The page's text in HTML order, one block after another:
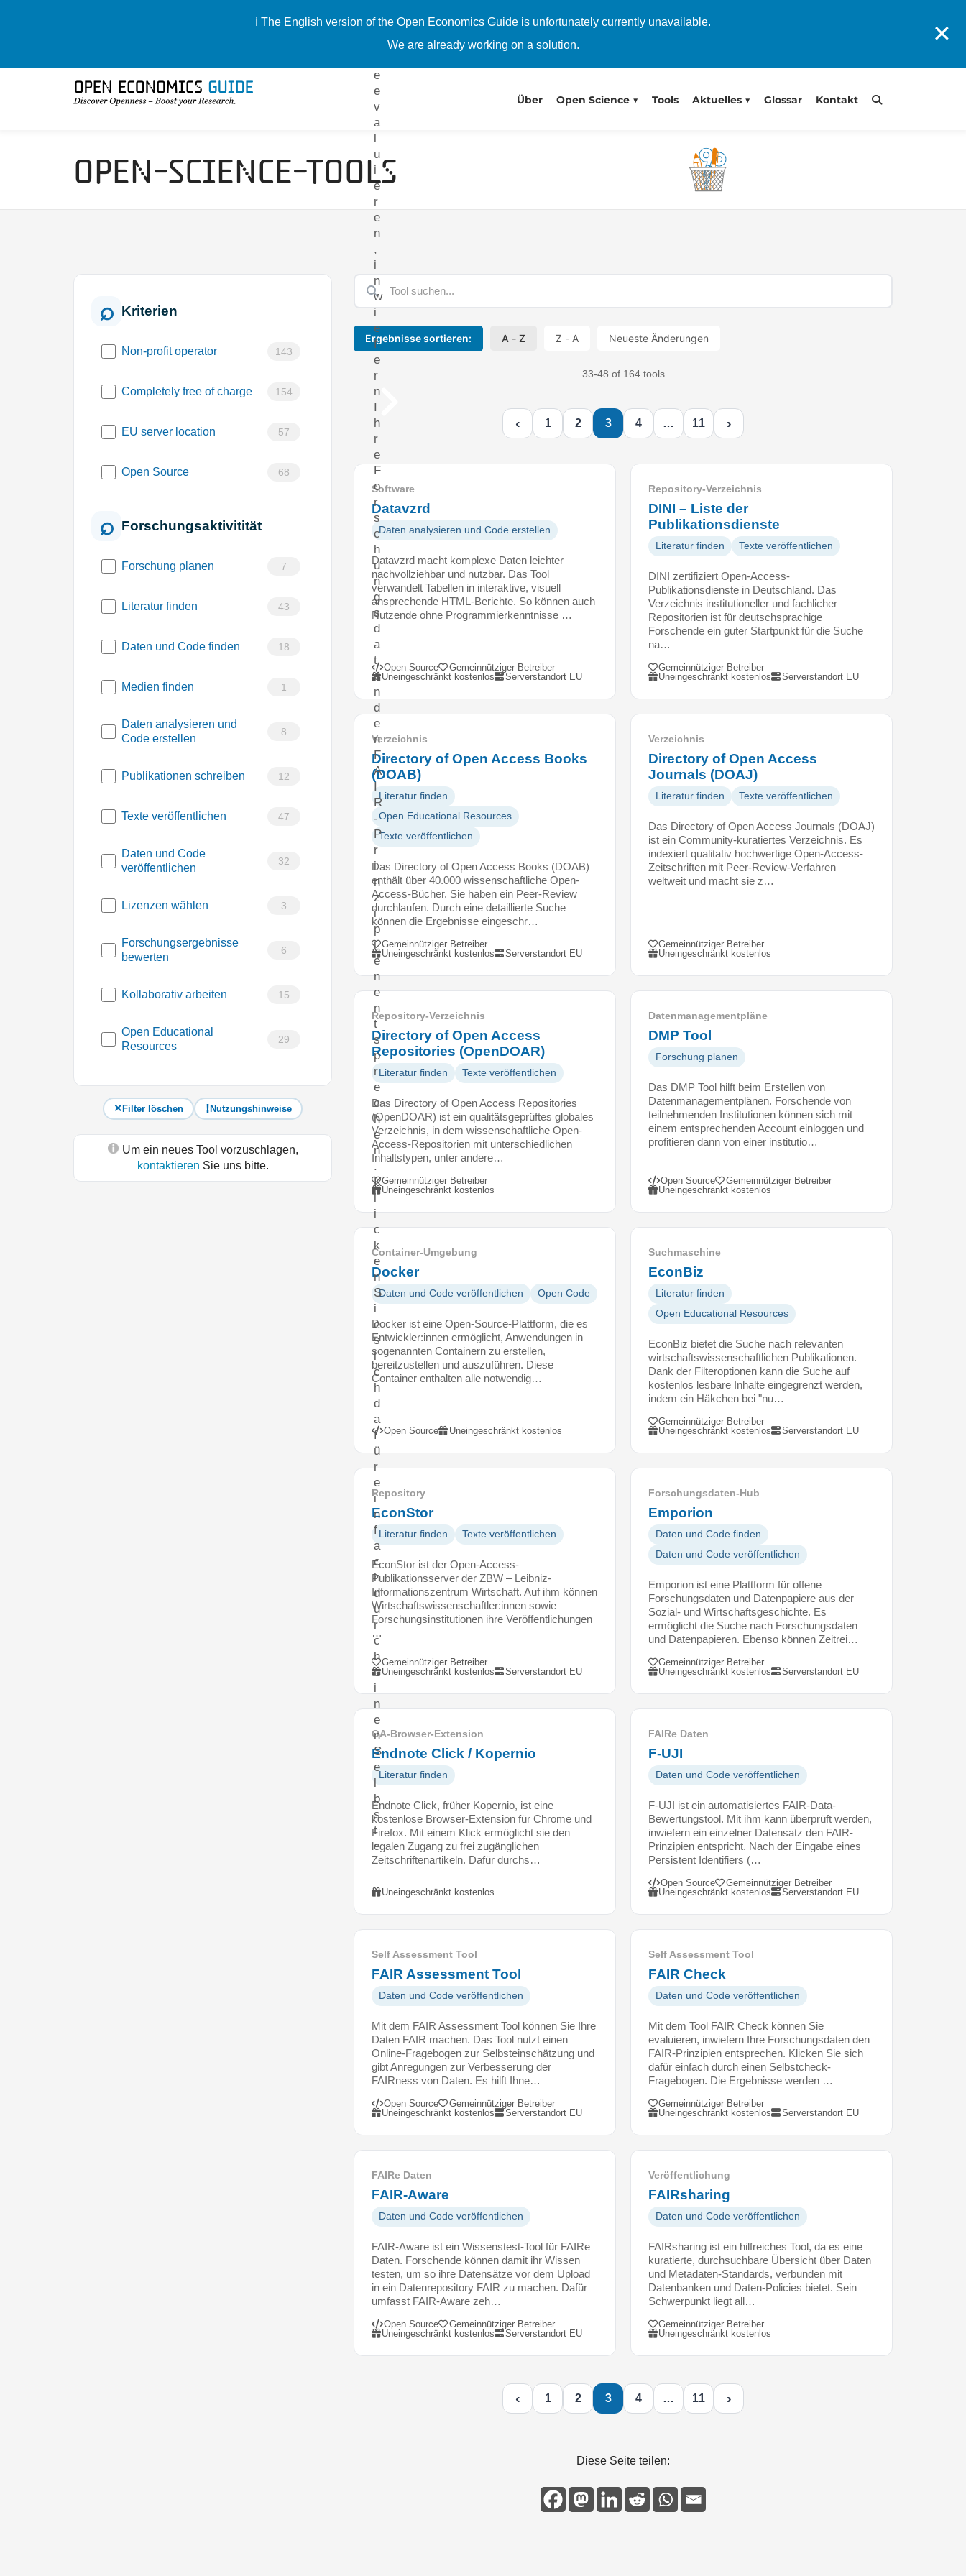
ℹ️ The English version of the Open Economics Guide is unfortunately currently unavailable.
We are already working on a solution.
✕
Über Open Science Tools Aktuelles Glossar Kontakt
Open-Science-Tools
Kriterien
Non-profit operator 143
Completely free of charge 154
EU server location 57
Open Source 68
Forschungsaktivitität
Forschung planen 7
Literatur finden 43
Daten und Code finden 18
Medien finden 1
Daten analysieren und
Code erstellen
8
Publikationen schreiben 12
Texte veröffentlichen 47
Daten und Code
veröffentlichen
32
Lizenzen wählen 3
Forschungsergebnisse
bewerten
6
Kollaborativ arbeiten 15
Open Educational
Resources
29
Filter löschen Nutzungshinweise
Um ein neues Tool vorzuschlagen,
kontaktieren Sie uns bitte.
Ergebnisse sortieren: A - Z Z - A Neueste Änderungen
33-48 of 164 tools
n
e
e
v
a
l
u
i
e
r
e
n
,
i
n
w
i
e
f
e
r
n
I
h
r
e
F
o
r
s
c
h
u
n
g
s
d
a
t
e
n
d
e
n
F
A
I
R
-
P
r
i
n
z
i
p
i
e
n
e
n
t
s
p
r
e
c
h
e
n
.
K
l
i
c
k
e
n
S
i
e
s
i
c
h
d
a
f
ü
r
e
i
n
f
a
c
h
d
u
r
c
h
e
i
n
e
n
S
e
l
b
s
t
c
h
c
r
a
g
e
b
o
g
e
n
.
D
r
g
e
b
n
i
s
s
e
w
e
‹ 1 2 3 4 … 11 ›
Software
Datavzrd
Daten analysieren und Code erstellen
Datavzrd macht komplexe Daten leichter
nachvollziehbar und nutzbar. Das Tool
verwandelt Tabellen in interaktive, visuell
ansprechende HTML-Berichte. So können auch
Nutzende ohne Programmierkenntnisse …
Open Source
Gemeinnütziger Betreiber
Uneingeschränkt kostenlos
Serverstandort EU
Repository-Verzeichnis
DINI – Liste der
Publikationsdienste
Literatur finden Texte veröffentlichen
DINI zertifiziert Open-Access-
Publikationsdienste in Deutschland. Das
Verzeichnis institutioneller und fachlicher
Repositorien ist für deutschsprachige
Forschende ein guter Startpunkt für die Suche
na…
Gemeinnütziger Betreiber
Uneingeschränkt kostenlos
Serverstandort EU
Verzeichnis
Directory of Open Access Books
(DOAB)
Literatur finden
Open Educational Resources
Texte veröffentlichen
Das Directory of Open Access Books (DOAB)
enthält über 40.000 wissenschaftliche Open-
Access-Bücher. Sie haben ein Peer-Review
durchlaufen. Durch eine detaillierte Suche
können die Ergebnisse eingeschr…
Gemeinnütziger Betreiber
Uneingeschränkt kostenlos
Serverstandort EU
Verzeichnis
Directory of Open Access
Journals (DOAJ)
Literatur finden Texte veröffentlichen
Das Directory of Open Access Journals (DOAJ)
ist ein Community-kuratiertes Verzeichnis. Es
indexiert qualitativ hochwertige Open-Access-
Zeitschriften mit Peer-Review-Verfahren
weltweit und macht sie z…
Gemeinnütziger Betreiber
Uneingeschränkt kostenlos
Repository-Verzeichnis
Directory of Open Access
Repositories (OpenDOAR)
Literatur finden Texte veröffentlichen
Das Directory of Open Access Repositories
(OpenDOAR) ist ein qualitätsgeprüftes globales
Verzeichnis, in dem wissenschaftliche Open-
Access-Repositorien mit unterschiedlichen
Inhaltstypen, unter andere…
Gemeinnütziger Betreiber
Uneingeschränkt kostenlos
Datenmanagementpläne
DMP Tool
Forschung planen
Das DMP Tool hilft beim Erstellen von
Datenmanagementplänen. Forschende von
teilnehmenden Institutionen können sich mit
einem entsprechenden Account einloggen und
profitieren dann von einer institutio…
Open Source
Gemeinnütziger Betreiber
Uneingeschränkt kostenlos
Container-Umgebung
Docker
Daten und Code veröffentlichen Open Code
Docker ist eine Open-Source-Plattform, die es
Entwickler:innen ermöglicht, Anwendungen in
sogenannten Containern zu erstellen,
bereitzustellen und auszuführen. Diese
Container enthalten alle notwendig…
Open Source Uneingeschränkt kostenlos
Suchmaschine
EconBiz
Literatur finden
Open Educational Resources
EconBiz bietet die Suche nach relevanten
wirtschaftswissenschaftlichen Publikationen.
Dank der Filteroptionen kann die Suche auf
kostenlos lesbare Inhalte eingegrenzt werden,
indem ein Häkchen bei "nu…
Gemeinnütziger Betreiber
Uneingeschränkt kostenlos
Serverstandort EU
Repository
EconStor
Literatur finden Texte veröffentlichen
EconStor ist der Open-Access-
Publikationsserver der ZBW – Leibniz-
Informationszentrum Wirtschaft. Auf ihm können
Wirtschaftswissenschaftler:innen sowie
Forschungsinstitutionen ihre Veröffentlichungen
…
Gemeinnütziger Betreiber
Uneingeschränkt kostenlos
Serverstandort EU
Forschungsdaten-Hub
Emporion
Daten und Code finden
Daten und Code veröffentlichen
Emporion ist eine Plattform für offene
Forschungsdaten und Datenpapiere aus der
Sozial- und Wirtschaftsgeschichte. Es
ermöglicht die Suche nach Forschungsdaten
und Datenpapieren. Ebenso können Zeitrei…
Gemeinnütziger Betreiber
Uneingeschränkt kostenlos
Serverstandort EU
OA-Browser-Extension
Endnote Click / Kopernio
Literatur finden
Endnote Click, früher Kopernio, ist eine
kostenlose Browser-Extension für Chrome und
Firefox. Mit einem Klick ermöglicht sie den
legalen Zugang zu frei zugänglichen
Zeitschriftenartikeln. Dafür durchs…
Uneingeschränkt kostenlos
FAIRe Daten
F-UJI
Daten und Code veröffentlichen
F-UJI ist ein automatisiertes FAIR-Data-
Bewertungstool. Mit ihm kann überprüft werden,
inwiefern ein einzelner Datensatz den FAIR-
Prinzipien entspricht. Nach der Eingabe eines
Persistent Identifiers (…
Open Source
Gemeinnütziger Betreiber
Uneingeschränkt kostenlos
Serverstandort EU
Self Assessment Tool
FAIR Assessment Tool
Daten und Code veröffentlichen
Mit dem FAIR Assessment Tool können Sie Ihre
Daten FAIR machen. Das Tool nutzt einen
Online-Fragebogen zur Selbsteinschätzung und
gibt Anregungen zur Verbesserung der
FAIRness von Daten. Es hilft Ihne…
Open Source
Gemeinnütziger Betreiber
Uneingeschränkt kostenlos
Serverstandort EU
Self Assessment Tool
FAIR Check
Daten und Code veröffentlichen
Mit dem Tool FAIR Check können Sie
evaluieren, inwiefern Ihre Forschungsdaten den
FAIR-Prinzipien entsprechen. Klicken Sie sich
dafür einfach durch einen Selbstcheck-
Fragebogen. Die Ergebnisse werden …
Gemeinnütziger Betreiber
Uneingeschränkt kostenlos
Serverstandort EU
FAIRe Daten
FAIR-Aware
Daten und Code veröffentlichen
FAIR-Aware ist ein Wissenstest-Tool für FAIRe
Daten. Forschende können damit ihr Wissen
testen, um so ihre Datensätze vor dem Upload
in ein Datenrepository FAIR zu machen. Dafür
umfasst FAIR-Aware zeh…
Open Source
Gemeinnütziger Betreiber
Uneingeschränkt kostenlos
Serverstandort EU
Veröffentlichung
FAIRsharing
Daten und Code veröffentlichen
FAIRsharing ist ein hilfreiches Tool, da es eine
kuratierte, durchsuchbare Übersicht über Daten
und Metadaten-Standards, verbunden mit
Datenbanken und Daten-Policies bietet. Sein
Schwerpunkt liegt all…
Gemeinnütziger Betreiber
Uneingeschränkt kostenlos
‹ 1 2 3 4 … 11 ›
Diese Seite teilen: